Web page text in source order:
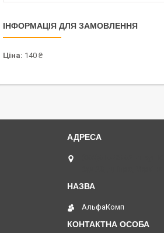
ІНФОРМАЦІЯ ДЛЯ ЗАМОВЛЕННЯ
Ціна: 140 ₴
АльфаКомп